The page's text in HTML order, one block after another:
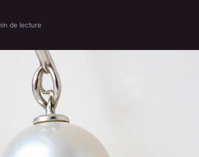
de lecture